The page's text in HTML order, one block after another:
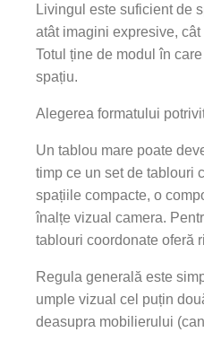
Livingul este suficient de
atât imagini expresive,
Totul ține de modul în
spațiu.
Alegerea formatului
Un tablou mare poate
timp ce un set de tablouri
spațiile compacte, o
înalțe vizual camera.
tablouri coordonate oferă
Regula generală este
umple vizual cel puțin
deasupra mobilierului